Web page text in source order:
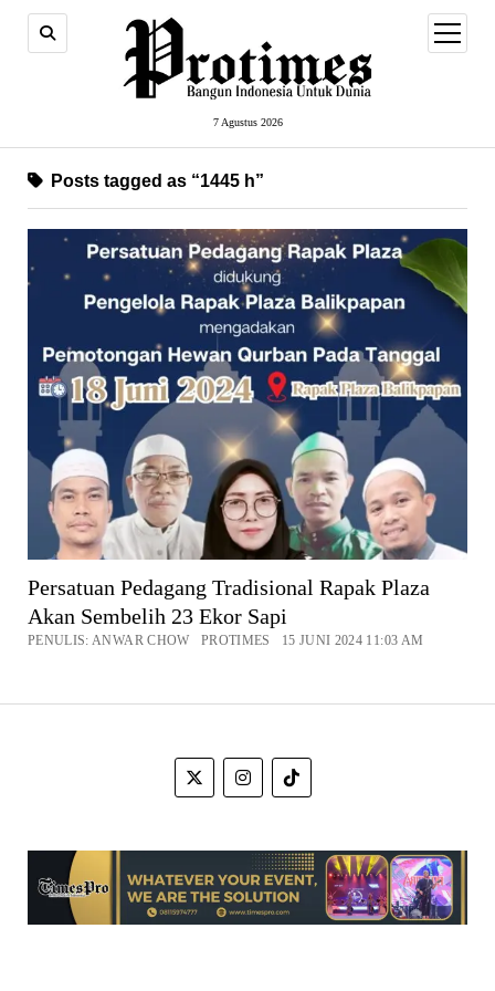
7 Agustus 2026
open
menu
Posts tagged as “1445 h”
Persatuan Pedagang Tradisional Rapak Plaza
Akan Sembelih 23 Ekor Sapi
PENULIS: ANWAR CHOW PROTIMES 15 JUNI 2024 11:03 AM